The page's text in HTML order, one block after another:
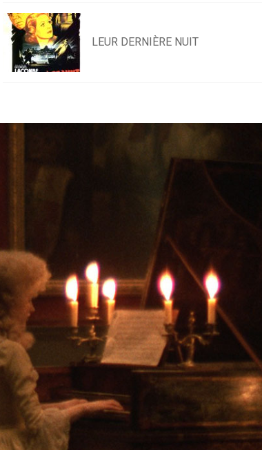
LEUR DERNIÈRE NUIT